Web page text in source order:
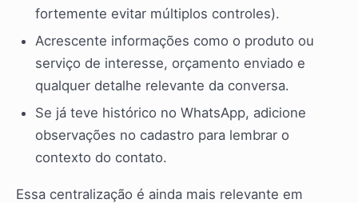
fortemente evitar múltiplos controles).
Acrescente informações como o produto ou
serviço de interesse, orçamento enviado e
qualquer detalhe relevante da conversa.
Se já teve histórico no WhatsApp, adicione
observações no cadastro para lembrar o
contexto do contato.
Essa centralização é ainda mais relevante em